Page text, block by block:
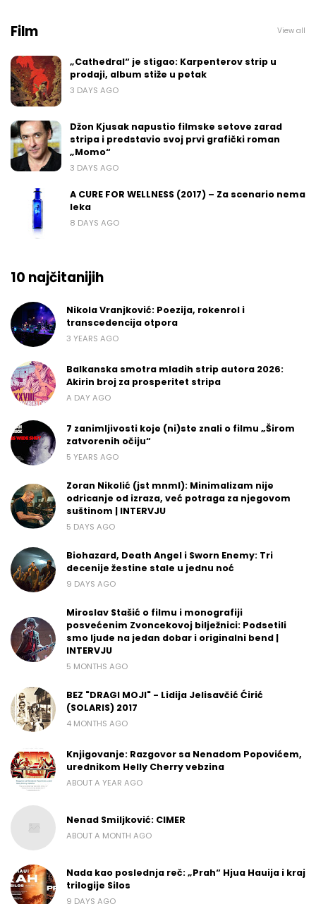
Film View all
„Cathedral“ je stigao: Karpenterov strip u
prodaji, album stiže u petak
3 DAYS AGO
Džon Kjusak napustio filmske setove zarad
stripa i predstavio svoj prvi grafički roman
„Momo“
3 DAYS AGO
A CURE FOR WELLNESS (2017) – Za scenario nema
leka
8 DAYS AGO
10 najčitanijih
Nikola Vranjković: Poezija, rokenrol i
transcedencija otpora
3 YEARS AGO
Balkanska smotra mladih strip autora 2026:
Akirin broj za prosperitet stripa
A DAY AGO
7 zanimljivosti koje (ni)ste znali o filmu „Širom
zatvorenih očiju“
5 YEARS AGO
Zoran Nikolić (jst mnml): Minimalizam nije
odricanje od izraza, već potraga za njegovom
suštinom | INTERVJU
5 DAYS AGO
Biohazard, Death Angel i Sworn Enemy: Tri
decenije žestine stale u jednu noć
9 DAYS AGO
Miroslav Stašić o filmu i monografiji
posvećenim Zvoncekovoj bilježnici: Podsetili
smo ljude na jedan dobar i originalni bend |
INTERVJU
5 MONTHS AGO
BEZ "DRAGI MOJI" - Lidija Jelisavčić Ćirić
(SOLARIS) 2017
4 MONTHS AGO
Knjigovanje: Razgovor sa Nenadom Popovićem,
urednikom Helly Cherry vebzina
ABOUT A YEAR AGO
Nenad Smiljković: CIMER
ABOUT A MONTH AGO
Nada kao poslednja reč: „Prah“ Hjua Hauija i kraj
trilogije Silos
9 DAYS AGO